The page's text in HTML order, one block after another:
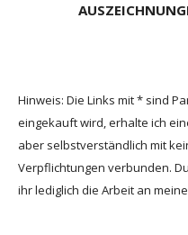
Hinweis: Die Links mit * sind
eingekauft wird, erhalte ich
aber selbstverständlich mit
Verpflichtungen verbunden.
ihr lediglich die Arbeit an